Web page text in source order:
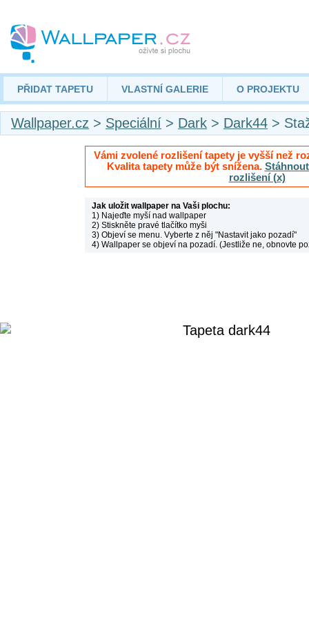
PŘIDAT TAPETU VLASTNÍ GALERIE O PROJEKTU
Wallpaper.cz > Speciální > Dark > Dark44 >
Vámi zvolené rozlišení tapety je vyšší než
Kvalita tapety může být snížena.
rozlišení (x)
Jak uložit wallpaper na Vaši plochu:
1) Najeďte myší nad wallpaper
2) Stiskněte pravé tlačítko myši
3) Objeví se menu. Vyberte z něj "Nastavit jako pozadí"
4) Wallpaper se objeví na pozadí. (Jestliže ne, obnovte